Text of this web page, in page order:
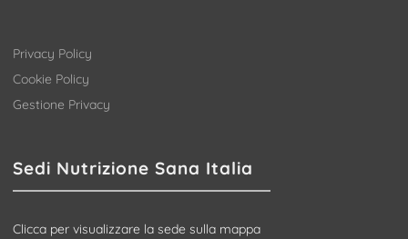
Privacy Policy
Cookie Policy
Gestione Privacy
Sedi Nutrizione Sana Italia
Clicca per visualizzare la sede sulla mappa